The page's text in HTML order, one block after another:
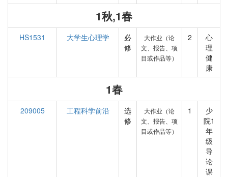
1秋,1春
HS1531 大学生心理学
必
修
大作业（论
文、报告、项
目或作品等）
2
心
理
健
康
1春
209005 工程科学前沿
选
修
大作业（论
文、报告、项
目或作品等）
1
少
院1
年
级
导
论
课